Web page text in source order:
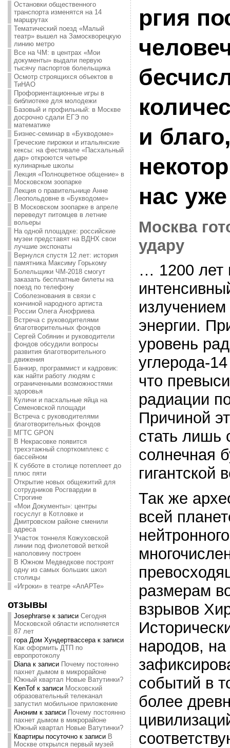
Остановки общественного
транспорта изменятся на 14
маршрутах
Тематический поезд «Малый
театр» вышел на Замоскворецкую
линию метро
Все на ЧМ: в центрах «Мои
документы» выдали первую
тысячу паспортов болельщика
Осмотр строящихся объектов в
ТиНАО
Профориентационные игры в
библиотеке для молодежи
Базовый и профильный: в Москве
досрочно сдали ЕГЭ по
математике
Бизнес-семинар в «Букводоме»
Греческие пирожки и итальянские
кексы: на фестивале «Пасхальный
дар» откроются четыре
кулинарные школы
Лекция «Полноцветное общение» в
Московском зоопарке
Лекция о правительнице Анне
Леопольдовне в «Букводоме»
В Московском зоопарке в апреле
переведут питомцев в летние
вольеры
На одной площадке: российские
музеи представят на ВДНХ свои
лучшие экспонаты
Вернулся спустя 12 лет: история
памятника Максиму Горькому
Болельщики ЧМ-2018 смогут
заказать бесплатные билеты на
поезд по телефону
Соболезнования в связи с
кончиной народного артиста
России Олега Анофриева
Встреча с руководителями
благотворительных фондов
Сергей Собянин и руководители
фондов обсудили вопросы
развития благотворительного
движения
Банкир, программист и кадровик:
как найти работу людям с
ограниченными возможностями
здоровья
Куличи и пасхальные яйца на
Семеновской площади
Встреча с руководителями
благотворительных фондов
МГТС GPON
В Некрасовке появится
трехэтажный спорткомплекс с
бассейном
К субботе в столице потеплеет до
плюс пяти
Открытие новых общежитий для
сотрудников Росгвардии в
Строгине
«Мои Документы»: центры
госуслуг в Котловке и
Дмитровском районе сменили
адреса
Участок тоннеля Кожуховской
линии под фиолетовой веткой
наполовину построен
В Южном Медведкове построят
одну из самых больших школ
столицы
«Игроки» в театре «АпАРТе»
отзывы
Josephrarseк записи Сегодня
Московской области исполняется
87 лет
гора Дом Хундертвассерак записи
Как оформить ДТП по
европротоколу
Dianaк записи Почему постоянно
пахнет дымом в микрорайоне
Южный квартал Новые Ватутинки?
KenTofк записи Московский
образовательный телеканал
запустил мобильное приложение
Аноним к записи Почему постоянно
пахнет дымом в микрорайоне
Южный квартал Новые Ватутинки?
Квартиры посуточнок записи В
Москве открылся первый музей
ргия
и
нас
Москва
удару
… 1200 лет
энергии.
уровень
углерода-
что
радиации
Причиной
стать лишь
солнечная
Так же
всей
размерам
взрывов
народов,
событий в
более